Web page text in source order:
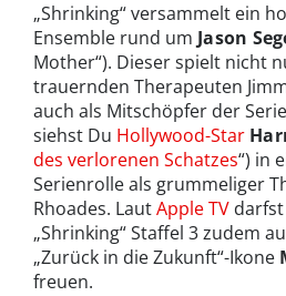
„Shrinking“ versammelt ein
Ensemble rund um Jason
Mother“). Dieser spielt nicht
trauernden Therapeuten
auch als Mitschöpfer der
siehst Du Hollywood-Star
des verlorenen Schatzes“) in
Serienrolle als grummeliger
Rhoades. LautApple TV
„Shrinking“ Staffel 3 zudem
„Zurück in die Zukunft“-Ikone
freuen.